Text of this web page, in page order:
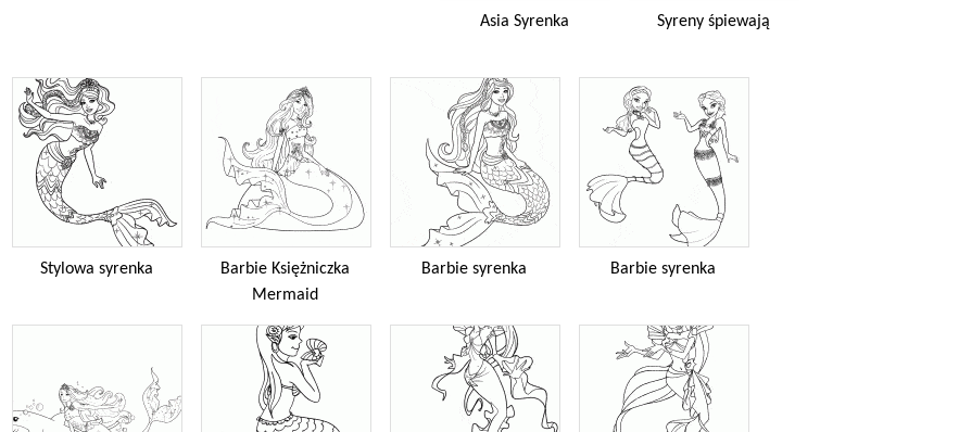
Asia Syrenka Syreny śpiewają
Stylowa syrenka
Barbie Księżniczka
Mermaid
Barbie syrenka Barbie syrenka